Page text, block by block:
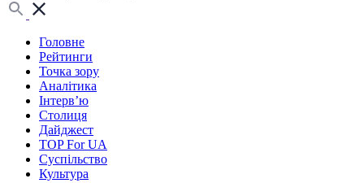
Головне
Рейтинги
Точка зору
Аналітика
Інтерв’ю
Столиця
Дайджест
TOP For UA
Суспiльство
Культура